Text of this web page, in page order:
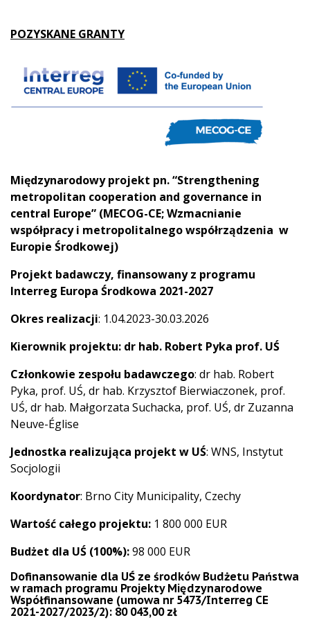
POZYSKANE GRANTY
Międzynarodowy projekt pn. “Strengthening
metropolitan cooperation and governance in
central Europe” (MECOG-CE; Wzmacnianie
współpracy i metropolitalnego współrządzenia w
Europie Środkowej)
Projekt badawczy, finansowany z programu
Interreg Europa Środkowa 2021-2027
Okres realizacji: 1.04.2023-30.03.2026
Kierownik projektu: dr hab. Robert Pyka prof. UŚ
Członkowie zespołu badawczego: dr hab. Robert
Pyka, prof. UŚ, dr hab. Krzysztof Bierwiaczonek, prof.
UŚ, dr hab. Małgorzata Suchacka, prof. UŚ, dr Zuzanna
Neuve-Église
Jednostka realizująca projekt w UŚ: WNS, Instytut
Socjologii
Koordynator: Brno City Municipality, Czechy
Wartość całego projektu: 1 800 000 EUR
Budżet dla UŚ (100%):98 000 EUR
Dofinansowanie dla UŚ ze środków Budżetu Państwa
w ramach programu Projekty Międzynarodowe
Współfinansowane (umowa nr 5473/Interreg CE
2021-2027/2023/2): 80 043,00 zł